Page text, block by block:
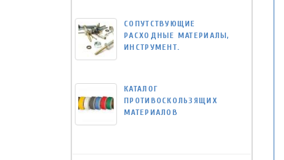
СОПУТСТВУЮЩИЕ
РАСХОДНЫЕ МАТЕРИАЛЫ,
ИНСТРУМЕНТ.
КАТАЛОГ
ПРОТИВОСКОЛЬЗЯЩИХ
МАТЕРИАЛОВ